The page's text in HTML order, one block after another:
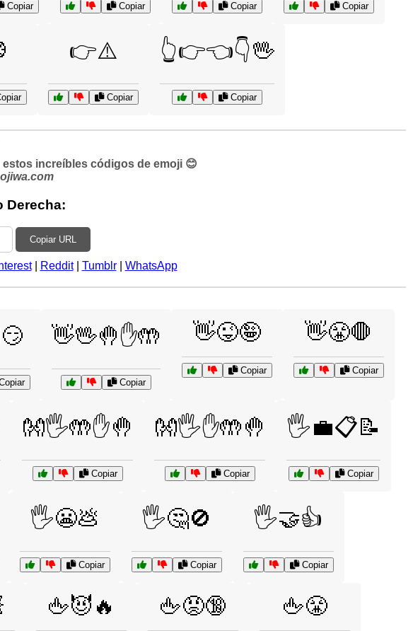
Copiar Copiar Copiar Copiar
👉⚠️
Copiar
👆👉👈👇🖖
Copiar
increíbles códigos de emoji 😊
Derecha:
Copiar URL
| Reddit| Tumblr| WhatsApp
👋🖖🤚✋🤲
Copiar
👋😜🤪
Copiar
👋😤🛑
Copiar
👐🖐️🤲✋🤚
Copiar
👐🖐️✋🤲🤚
Copiar
🖐️💼📋📝
Copiar
🖐️😬💩
Copiar
🖐️🤔🚫
Copiar
🖐️🤝👍
Copiar
🖕😈🔥 🖕😡🔞 🖕😤